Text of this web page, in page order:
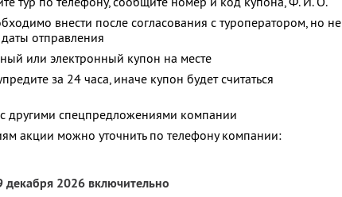
внести после согласования с туроператором, но не
отправления
или электронный купон на месте
за 24 часа, иначе купон будет считаться
другими спецпредложениями компании
акции можно уточнить по телефону компании:
декабря 2026 включительно